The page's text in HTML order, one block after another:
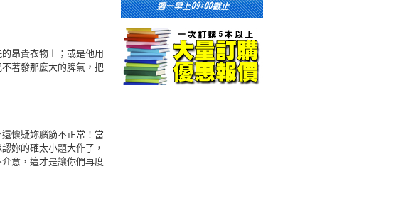
昂貴衣物上；或是他用
著發那麼大的脾氣，把
懷疑妳腦筋不正常！當
妳的確太小題大作了，
意，這才是讓你們再度